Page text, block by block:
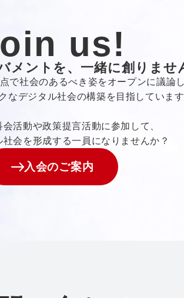
us!
メントを、一緒に創りませ
で社会のあるべき姿をオープンに議論
なデジタル社会の構築を目指していま
活動や政策提言活動に参加して、
会を形成する一員になりませんか？
入会のご案内